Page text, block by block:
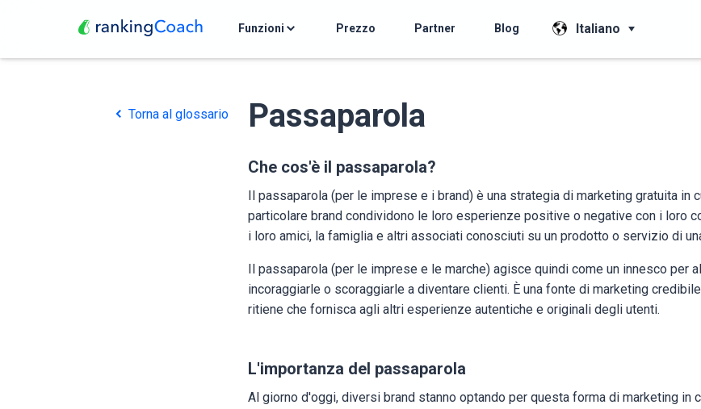
Funzioni Prezzo Partner Blog Italiano
Torna al glossario Passaparola
Che cos'è il passaparola?
Il passaparola (per le imprese e i brand) è una strategia di marketing gratuita in
particolare brand condividono le loro esperienze positive o negative con i loro
i loro amici, la famiglia e altri associati conosciuti su un prodotto o servizio di
Il passaparola (per le imprese e le marche) agisce quindi come un innesco per
incoraggiarle o scoraggiarle a diventare clienti. È una fonte di marketing
ritiene che fornisca agli altri esperienze autentiche e originali degli utenti.
L'importanza del passaparola
Al giorno d'oggi, diversi brand stanno optando per questa forma di marketing in